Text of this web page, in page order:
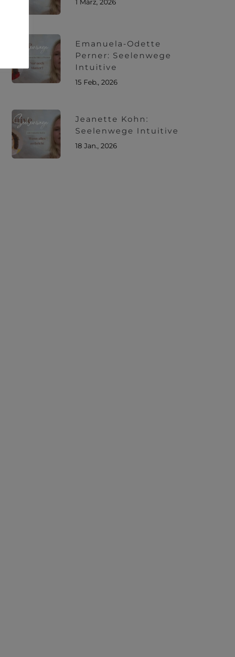
1 März, 2026
Emanuela-Odette
Perner: Seelenwege
Intuitive
15 Feb., 2026
Jeanette Kohn:
Seelenwege Intuitive
18 Jan., 2026